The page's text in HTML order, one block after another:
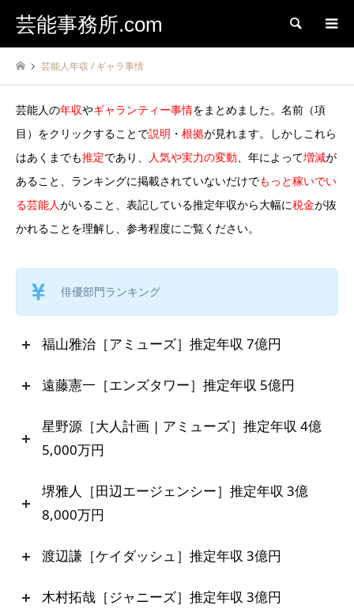
芸能事務所.com 検索
芸能人年収 / ギャラ事情
芸能人の年収やギャランティー事情をまとめました。名前（項
目）をクリックすることで説明 ・ 根拠が見れます。しかしこれら
はあくまでも推定であり、 人気や実力の変動、年によって増減が
あること、ランキングに掲載されていないだけでもっと稼いでい
る芸能人がいること、表記している推定年収から大幅に税金が抜
かれることを理解し、参考程度にご覧ください。
俳優部門ランキング
福山雅治［アミューズ］推定年収 7億円
遠藤憲一［エンズタワー］推定年収 5億円
星野源［大人計画 | アミューズ］推定年収 4億
5,000万円
堺雅人［田辺エージェンシー］推定年収 3億
8,000万円
渡辺謙［ケイダッシュ］推定年収 3億円
木村拓哉［ジャニーズ］推定年収 3億円